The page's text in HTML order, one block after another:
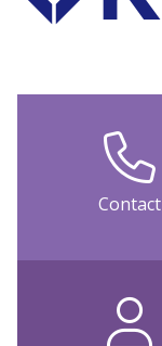
Contact